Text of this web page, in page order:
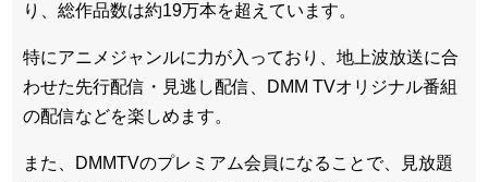
り、総作品数は約19万本を超えています。
特にアニメジャンルに力が入っており、地上波放送に合
わせた先行配信・見逃し配信、DMM TVオリジナル番組
の配信などを楽しめます。
また、DMMTVのプレミアム会員になることで、見放題